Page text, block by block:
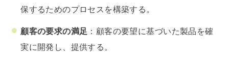
保するためのプロセスを構築する。
顧客の要求の満足 ：顧客の要望に基づいた製品を確
実に開発し、提供する。